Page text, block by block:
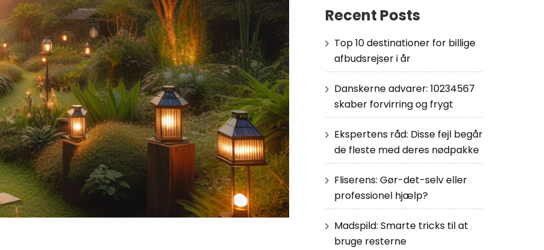
Recent Posts
Top 10 destinationer for billige
afbudsrejser i år
Danskerne advarer: 10234567
skaber forvirring og frygt
Ekspertens råd: Disse fejl begår
de fleste med deres nødpakke
Fliserens: Gør-det-selv eller
professionel hjælp?
Madspild: Smarte tricks til at
bruge resterne